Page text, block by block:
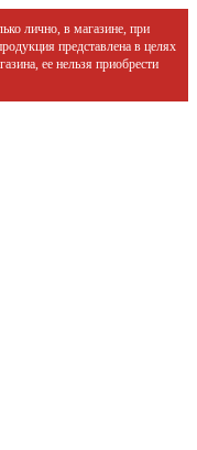
лично, в магазине, при
представлена в целях
ее нельзя приобрести